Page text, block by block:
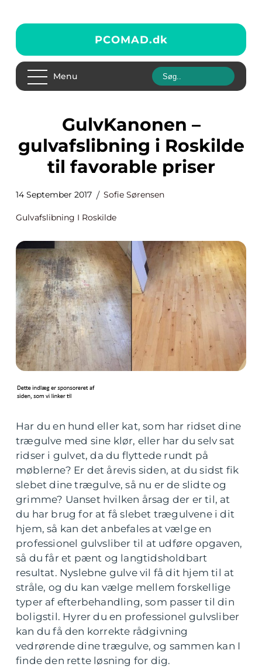
PCOMAD.dk
Menu
GulvKanonen –
gulvafslibning i Roskilde
til favorable priser
14 September 2017 Sofie Sørensen
Gulvafslibning I Roskilde
Har du en hund eller kat, som har ridset dine
trægulve med sine klør, eller har du selv sat
ridser i gulvet, da du flyttede rundt på
møblerne? Er det årevis siden, at du sidst fik
slebet dine trægulve, så nu er de slidte og
grimme? Uanset hvilken årsag der er til, at
du har brug for at få slebet trægulvene i dit
hjem, så kan det anbefales at vælge en
professionel gulvsliber til at udføre opgaven,
så du får et pænt og langtidsholdbart
resultat. Nyslebne gulve vil få dit hjem til at
stråle, og du kan vælge mellem forskellige
typer af efterbehandling, som passer til din
boligstil. Hyrer du en professionel gulvsliber
kan du få den korrekte rådgivning
vedrørende dine trægulve, og sammen kan I
finde den rette løsning for dig.